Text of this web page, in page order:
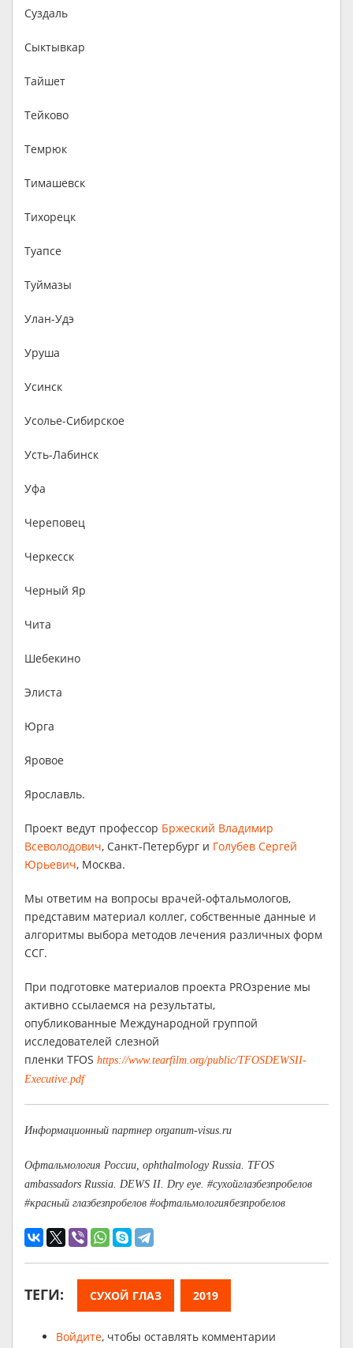
Суздаль
Сыктывкар
Тайшет
Тейково
Темрюк
Тимашевск
Тихорецк
Туапсе
Туймазы
Улан-Удэ
Уруша
Усинск
Усолье-Сибирское
Усть-Лабинск
Уфа
Череповец
Черкесск
Черный Яр
Чита
Шебекино
Элиста
Юрга
Яровое
Ярославль.
Проект ведут профессор Бржеский Владимир
Всеволодович, Санкт-Петербург и Голубев Сергей
Юрьевич, Москва.
Мы ответим на вопросы врачей-офтальмологов,
представим материал коллег, собственные данные и
алгоритмы выбора методов лечения различных форм
ССГ.
При подготовке материалов проекта PROзрение мы
активно ссылаемся на результаты,
опубликованные Международной группой
исследователей слезной
пленки TFOS https://www.tearfilm.org/public/TFOSDEWSII-
Executive.pdf
Информационный партнер organum-visus.ru
Офтальмология России, ophthalmology Russia. TFOS
ambassadors Russia. DEWS II. Dry eye. #сухойглазбезпробелов
#красный глазбезпробелов #офтальмологиябезпробелов
ТЕГИ: СУХОЙ ГЛАЗ 2019
Войдите, чтобы оставлять комментарии